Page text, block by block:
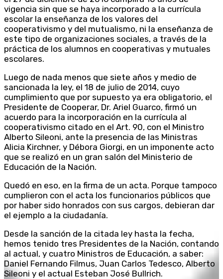
vigencia sin que se haya incorporado a la currícula
escolar la enseñanza de los valores del
cooperativismo y del mutualismo, ni la enseñanza de
este tipo de organizaciones sociales, a través de la
práctica de los alumnos en cooperativas y mutuales
escolares.
Luego de nada menos que siete años y medio de
sancionada la ley, el 18 de julio de 2014, cuyo
cumplimiento que por supuesto ya era obligatorio, el
Presidente de Cooperar, Dr. Ariel Guarco, firmó un
acuerdo para la incorporación en la currícula al
cooperativismo citado en el Art. 90, con el Ministro
Alberto Sileoni, ante la presencia de las Ministras
Alicia Kirchner, y Débora Giorgi, en un imponente acto
que se realizó en un gran salón del Ministerio de
Educación de la Nación.
Quedó en eso, en la firma de un acta. Porque tampoco
cumplieron con el acta los funcionarios públicos que
por haber sido honrados con sus cargos, debieran dar
el ejemplo a la ciudadanía.
Desde la sanción de la citada ley hasta la fecha,
hemos tenido tres Presidentes de la Nación, contando
al actual, y cuatro Ministros de Educación, a saber:
Daniel Fernando Filmus, Juan Carlos Tedesco, Alberto
Sileoni y el actual Esteban José Bullrich.